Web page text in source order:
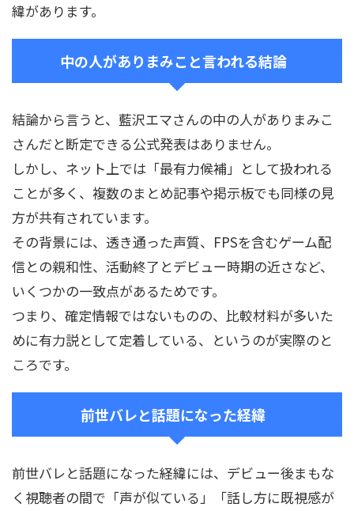
緯があります。
中の人がありまみこと言われる結論
結論から言うと、藍沢エマさんの中の人がありまみこ
さんだと断定できる公式発表はありません。
しかし、ネット上では「最有力候補」として扱われる
ことが多く、複数のまとめ記事や掲示板でも同様の見
方が共有されています。
その背景には、透き通った声質、FPSを含むゲーム配
信との親和性、活動終了とデビュー時期の近さなど、
いくつかの一致点があるためです。
つまり、確定情報ではないものの、比較材料が多いた
めに有力説として定着している、というのが実際のと
ころです。
前世バレと話題になった経緯
前世バレと話題になった経緯には、デビュー後まもな
く視聴者の間で「声が似ている」「話し方に既視感が